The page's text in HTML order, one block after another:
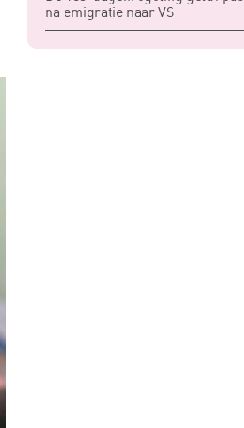
na emigratie naar VS